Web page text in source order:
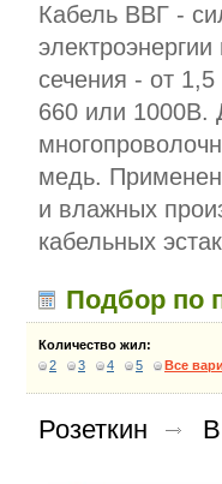
Кабель ВВГ -
сечения - от
660 или 1000В.
медь.
и влажных
кабельных
Подбор по
Количество жил:
2
3 4 5 Все
Розеткин